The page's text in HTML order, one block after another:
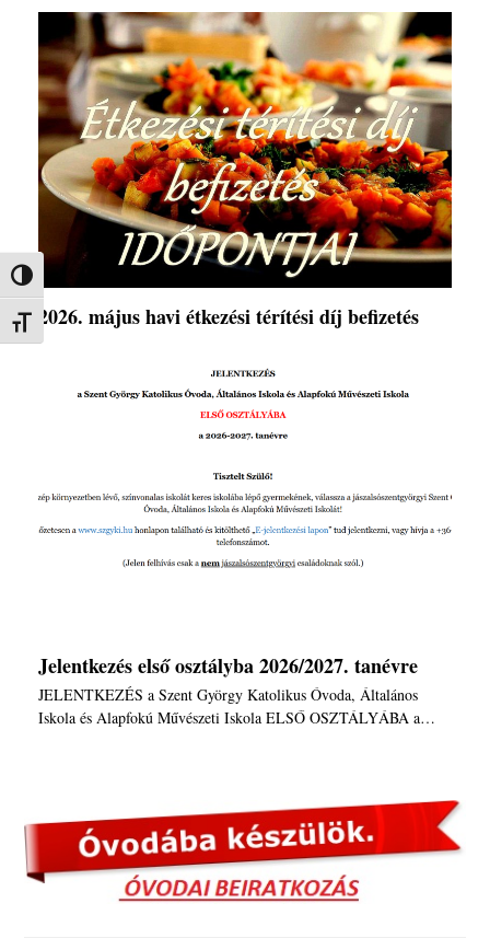
Nagy kontraszt váltása
Betűméret váltása
2026. május havi étkezési térítési díj befizetés
Jelentkezés első osztályba 2026/2027. tanévre
JELENTKEZÉS a Szent György Katolikus Óvoda, Általános
Iskola és Alapfokú Művészeti Iskola ELSŐ OSZTÁLYÁBA a…